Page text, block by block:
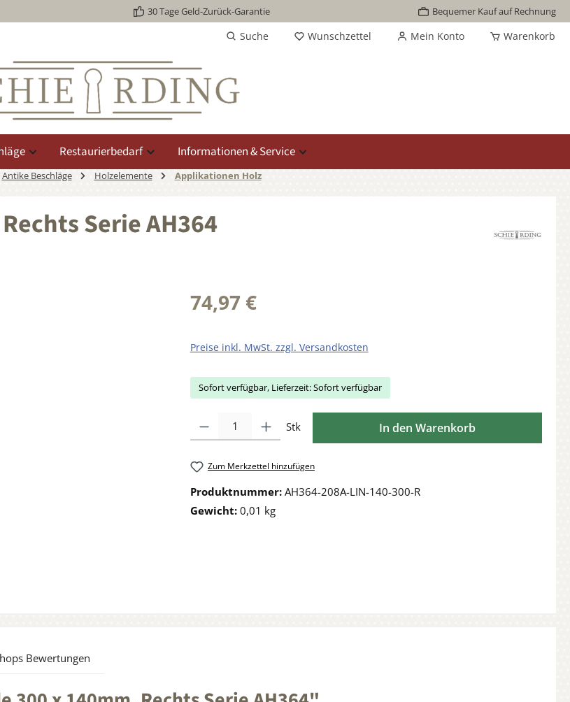
30 Tage Geld-Zurück-Garantie Bequemer Kauf auf Rechnung
Suche Wunschzettel Mein Konto Warenkorb
Restaurierbedarf Informationen & Service
Antike Beschläge Holzelemente Applikationen Holz
Serie AH364
74,97 €
Preise inkl. MwSt. zzgl. Versandkosten
Sofort verfügbar, Lieferzeit: Sofort verfügbar
Stk In den Warenkorb
Zum Merkzettel hinzufügen
Produktnummer: AH364-208A-LIN-140-300-R
Gewicht: 0,01 kg
Bewertungen